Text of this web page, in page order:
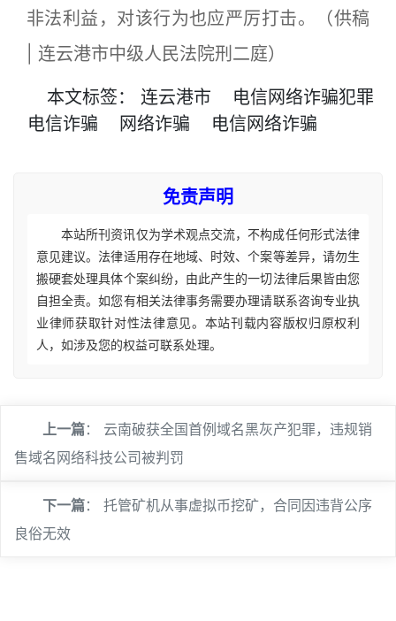
非法利益，对该行为也应严厉打击。（供稿
| 连云港市中级人民法院刑二庭）
本文标签： 连云港市
电信网络诈骗犯罪
电信诈骗
网络诈骗 电信网络诈骗
免责声明
本站所刊资讯仅为学术观点交流，不构成任何形式法律
意见建议。法律适用存在地域、时效、个案等差异，请勿生
搬硬套处理具体个案纠纷，由此产生的一切法律后果皆由您
自担全责。如您有相关法律事务需要办理请联系咨询专业执
业律师获取针对性法律意见。本站刊载内容版权归原权利
人，如涉及您的权益可联系处理。
上一篇： 云南破获全国首例域名黑灰产犯罪，违规销
售域名网络科技公司被判罚
下一篇： 托管矿机从事虚拟币挖矿，合同因违背公序
良俗无效